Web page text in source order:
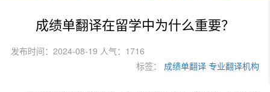
成绩单翻译在留学中为什么重要？
发布时间：2024-08-19 人气：1716
标签：
成绩单翻译 专业翻译机构